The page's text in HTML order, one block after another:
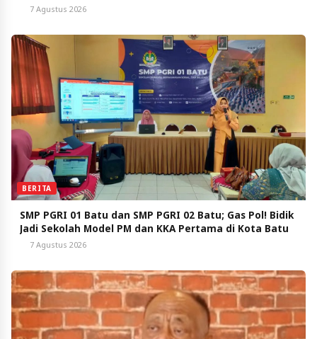
7 Agustus 2026
BERITA
SMP PGRI 01 Batu dan SMP PGRI 02 Batu; Gas Pol! Bidik
Jadi Sekolah Model PM dan KKA Pertama di Kota Batu
7 Agustus 2026